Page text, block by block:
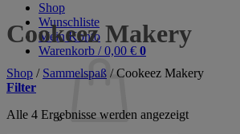
Shop
Wunschliste
Mein Konto
Warenkorb /0,00 € 0
Cookeez Makery
Shop / Sammelspaß /Cookeez Makery
Filter
Alle 4 Ergebnisse werden angezeigtNach